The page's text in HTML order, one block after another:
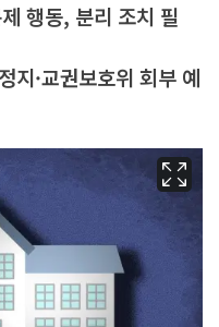
행동, 분리 조치 필
지·교권보호위 회부 예